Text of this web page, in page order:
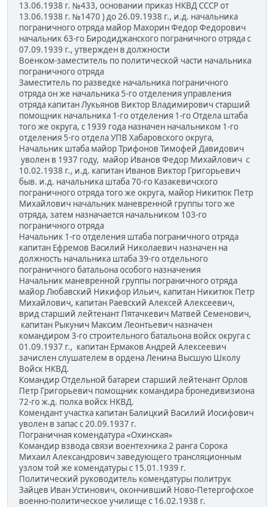
13.06.1938 г. №433, основании приказ НКВД СССР от
13.06.1938 г. №1470 ) до 26.09.1938 г., и.д. начальника
пограничного отряда майор Махорин Федор Федорович
начальник 63-го Биродиджанского пограничного отряда с
07.09.1939 г., утвержден в должности
Военком-заместитель по политической части начальника
пограничного отряда
Заместитель по разведке начальника пограничного
отряда он же начальника 5-го отделения управления
отряда капитан Лукьянов Виктор Владимирович старший
помощник начальника 1-го отделения 1-го Отдела штаба
того же округа, с 1939 года назначен начальником 1-го
отделения 5-го отдела УПВ Хабаровского округа,
Начальник штаба майор Трифонов Тимофей Давидович
уволен в 1937 году, майор Иванов Федор Михайлович с
10.02.1938 г., и.д. капитан Иванов Виктор Григорьевич
быв. и.д. начальника штаба 70-го Казакевичского
пограничного отряда того же округа, майор Никитюк Петр
Михайлович начальник маневренной группы того же
отряда, затем назначается начальником 103-го
пограничного отряда
Начальник 1-го отделения штаба пограничного отряда
капитан Ефремов Василий Николаевич назначен на
должность начальника штаба 39-го отдельного
пограничного батальона особого назначения
Начальник маневренной группы пограничного отряда
майор Любавский Никифор Ильич, капитан Никитюк Петр
Михайлович, капитан Раевский Алексей Алексеевич,
врид старший лейтенант Пятачкевич Матвей Семенович,
капитан Рыкунич Максим Леонтьевич назначен
командиром 3-го строительного батальона войск округа с
01.09.1937 г., капитан Ермаков Андрей Алексеевич
зачислен слушателем в ордена Ленина Высшую Школу
Войск НКВД.
Командир Отдельной батареи старший лейтенант Орлов
Петр Григорьевич помощник командира бронедивизиона
72-го ж.д. полка войск НКВД.
Комендант участка капитан Балицкий Василий Иосифович
уволен в запас с 20.09.1937 г.
Пограничная комендатура «Охинская»
Командир взвода связи воентехника 2 ранга Сорока
Михаил Александрович заведующего трансляционным
узлом той же комендатуры с 15.01.1939 г.
Политический руководитель комендатуры политрук
Зайцев Иван Устинович, окончивший Ново-Петергофское
военно-политическое училище с 16.02.1938 г.